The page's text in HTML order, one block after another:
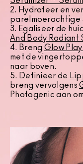
2. Hydrateer en
parelmoerachtige
3. Egaliseer de
And Body Radiant
4. Breng Glow
met de
naar boven.
5. Definieer de
breng vervolgens
Photogenic aan